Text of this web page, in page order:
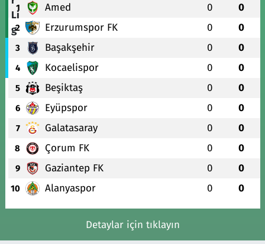
1 Amed 0 0
2 Erzurumspor FK 0 0
3 Başakşehir 0 0
4 Kocaelispor 0 0
5 Beşiktaş 0 0
6 Eyüpspor 0 0
7 Galatasaray 0 0
8 Çorum FK 0 0
9 Gaziantep FK 0 0
10 Alanyaspor 0 0
Detaylar için tıklayın